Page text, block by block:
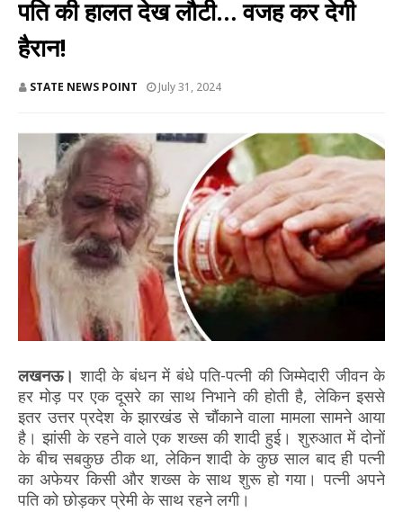
पति की हालत देख लौटी… वजह कर देगी
हैरान!
STATE NEWS POINT July 31, 2024
लखनऊ। शादी के बंधन में बंधे पति-पत्नी की जिम्मेदारी जीवन के
हर मोड़ पर एक दूसरे का साथ निभाने की होती है, लेकिन इससे
इतर उत्तर प्रदेश के झारखंड से चौंकाने वाला मामला सामने आया
है। झांसी के रहने वाले एक शख्स की शादी हुई। शुरुआत में दोनों
के बीच सबकुछ ठीक था, लेकिन शादी के कुछ साल बाद ही पत्नी
का अफेयर किसी और शख्स के साथ शुरू हो गया। पत्नी अपने
पति को छोड़कर प्रेमी के साथ रहने लगी।